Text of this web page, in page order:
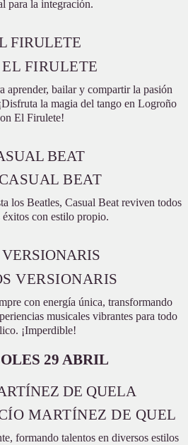
para la integración.
FIRULETE
aprender, bailar y compartir la pasión
la magia del tango en Logroño
El Firulete!
BEAT
los Beatles, Casual Beat reviven todos
éxitos con estilo propio.
VERSIONARIS
con energía única, transformando
musicales vibrantes para todo
¡Imperdible!
29 ABRIL
MARTÍNEZ DE QUEL
formando talentos en diversos estilos